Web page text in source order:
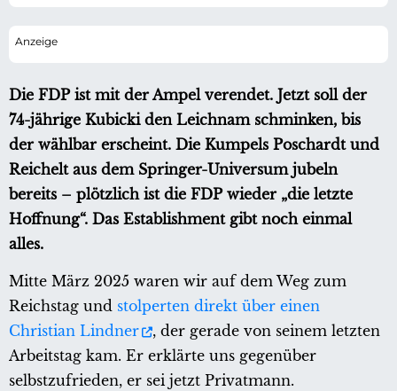
Die FDP ist mit der Ampel verendet. Jetzt soll der
74-jährige Kubicki den Leichnam schminken, bis
der wählbar erscheint. Die Kumpels Poschardt und
Reichelt aus dem Springer-Universum jubeln
bereits – plötzlich ist die FDP wieder „die letzte
Hoffnung“. Das Establishment gibt noch einmal
alles.
Mitte März 2025 waren wir auf dem Weg zum
Reichstag und stolperten direkt über einen
Christian Lindner
, der gerade von seinem letzten
Arbeitstag kam. Er erklärte uns gegenüber
selbstzufrieden, er sei jetzt Privatmann.